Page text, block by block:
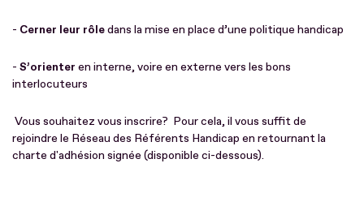
- Cerner leur rôledans la mise en place d’une politique handicap
- S’orienter en interne, voire en externe vers les bons
interlocuteurs
Vous souhaitez vous inscrire? Pour cela, il vous suffit de
rejoindre le Réseau des Référents Handicap en retournant la
charte d'adhésion signée (disponible ci-dessous).